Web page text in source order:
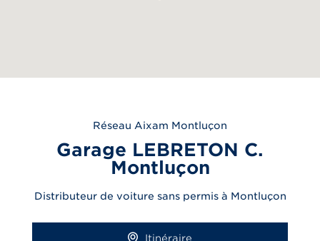
Réseau Aixam Montluçon
Garage LEBRETON C.
Montluçon
Distributeur de voiture sans permis à Montluçon
Itinéraire